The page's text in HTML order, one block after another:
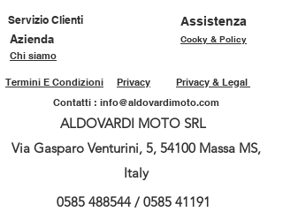
Servizio Clienti
Assistenza
Azienda
Cooky & Policy
Chi siamo
Privacy & Legal
Privacy
Termini E Condizioni
Contatti : info@aldovardimoto.com
ALDOVARDI MOTO SRL
Via Gasparo Venturini, 5, 54100 Massa MS,
Italy
0585 488544 / 0585 41191